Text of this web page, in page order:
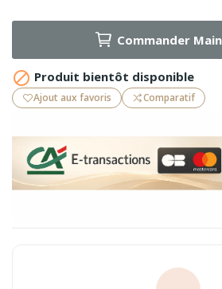
Commander
 Produit bientôt disponible
Ajout aux favoris Comparatif